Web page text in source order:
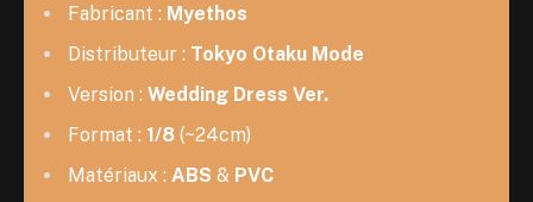
Fabricant : Myethos
Distributeur : Tokyo Otaku Mode
Version : Wedding Dress Ver.
Format : 1/8 (~24cm)
Matériaux : ABS & PVC